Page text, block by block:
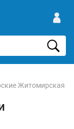
Житомирская